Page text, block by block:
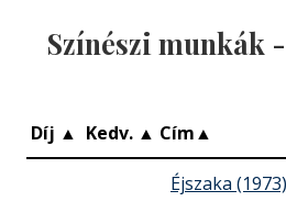
Színészi munkák -
Díj ▲ Kedv. ▲ Cím▲
Éjszaka (1973)